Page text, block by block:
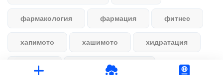
фармакология фармация фитнес
хапимото хашимото хидратация
хранене хранителен режим